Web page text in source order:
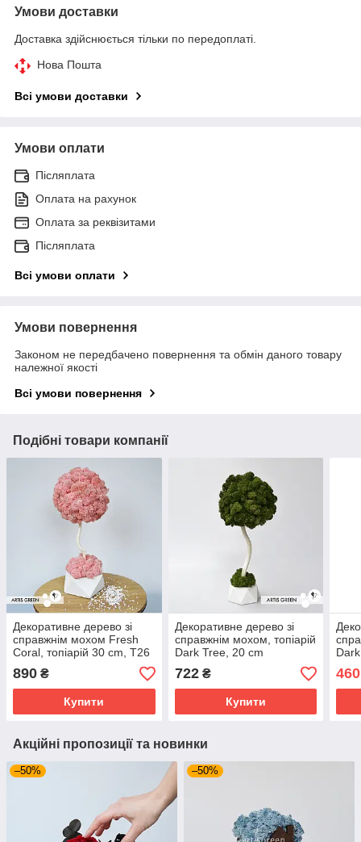
Умови доставки
Доставка здійснюється тільки по передоплаті.
Нова Пошта
Всі умови доставки
Умови оплати
Післяплата
Оплата на рахунок
Оплата за реквізитами
Післяплата
Всі умови оплати
Умови повернення
Законом не передбачено повернення та обмін даного товару
належної якості
Всі умови повернення
Подібні товари компанії
Декоративне дерево зі
справжнім мохом Fresh
Coral, топіарій 30 cm, T26
890 ₴
Купити
Декоративне дерево зі
справжнім мохом, топіарій
Dark Tree, 20 cm
722₴
Купити
460
Акційні пропозиції та новинки
–50% –50%